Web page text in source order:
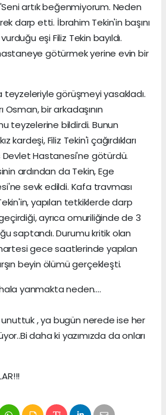
'Seni artık beğenmiyorum. Neden
darp etti. İbrahim Tekin'in başını
eşi Filiz Tekin bayıldı.
götürmek yerine evin bir
teyzeleriyle görüşmeyi yasakladı.
bir arkadaşının
teyzelerine bildirdi. Bunun
kardeşi, Filiz Tekin'i çağırdıkları
Hastanesi'ne götürdü.
ardından da Tekin, Ege
sevk edildi. Kafa travması
yapılan tetkiklerde darp
ayrıca omuriliğinde de 3
saptandı. Durumu kritik olan
gece saatlerinde yapılan
beyin ölümü gerçekleşti.
yanmakta neden....
, ya bugün nerede ise her
daha ki yazımızda da onları